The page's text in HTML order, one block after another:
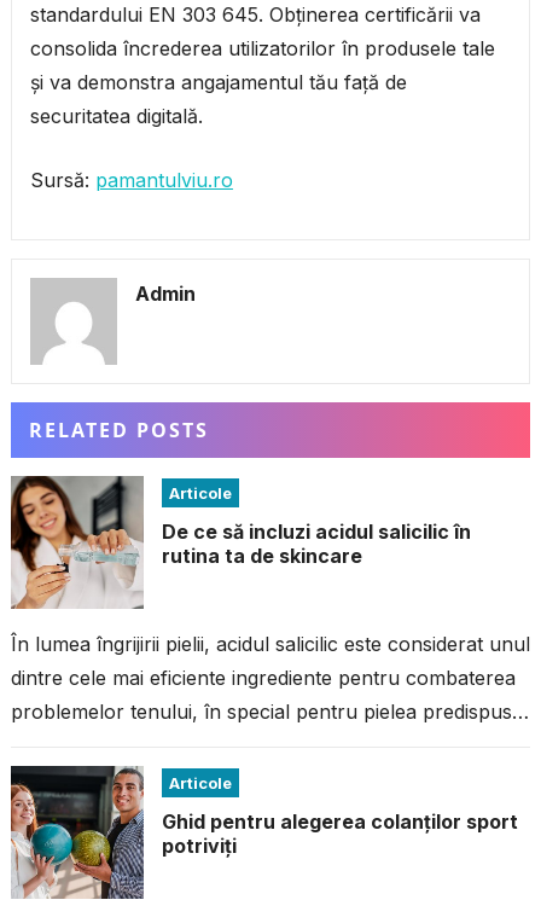
standardului EN 303 645. Obținerea certificării va
consolida încrederea utilizatorilor în produsele tale
și va demonstra angajamentul tău față de
securitatea digitală.
Sursă: pamantulviu.ro
Admin
RELATED POSTS
Articole
De ce să incluzi acidul salicilic în
rutina ta de skincare
În lumea îngrijirii pielii, acidul salicilic este considerat unul
dintre cele mai eficiente ingrediente pentru combaterea
problemelor tenului, în special pentru pielea predispusă
Articole
Ghid pentru alegerea colanților sport
potriviți